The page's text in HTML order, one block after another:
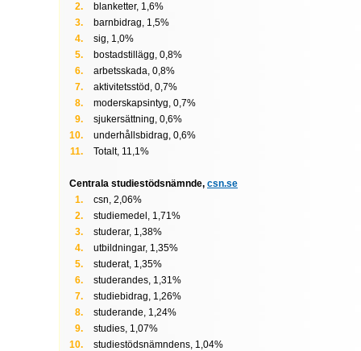
blanketter, 1,6%
barnbidrag, 1,5%
sig, 1,0%
bostadstillägg, 0,8%
arbetsskada, 0,8%
aktivitetsstöd, 0,7%
moderskapsintyg, 0,7%
sjukersättning, 0,6%
underhållsbidrag, 0,6%
Totalt, 11,1%
Centrala studiestödsnämnde, csn.se
csn, 2,06%
studiemedel, 1,71%
studerar, 1,38%
utbildningar, 1,35%
studerat, 1,35%
studerandes, 1,31%
studiebidrag, 1,26%
studerande, 1,24%
studies, 1,07%
studiestödsnämndens, 1,04%